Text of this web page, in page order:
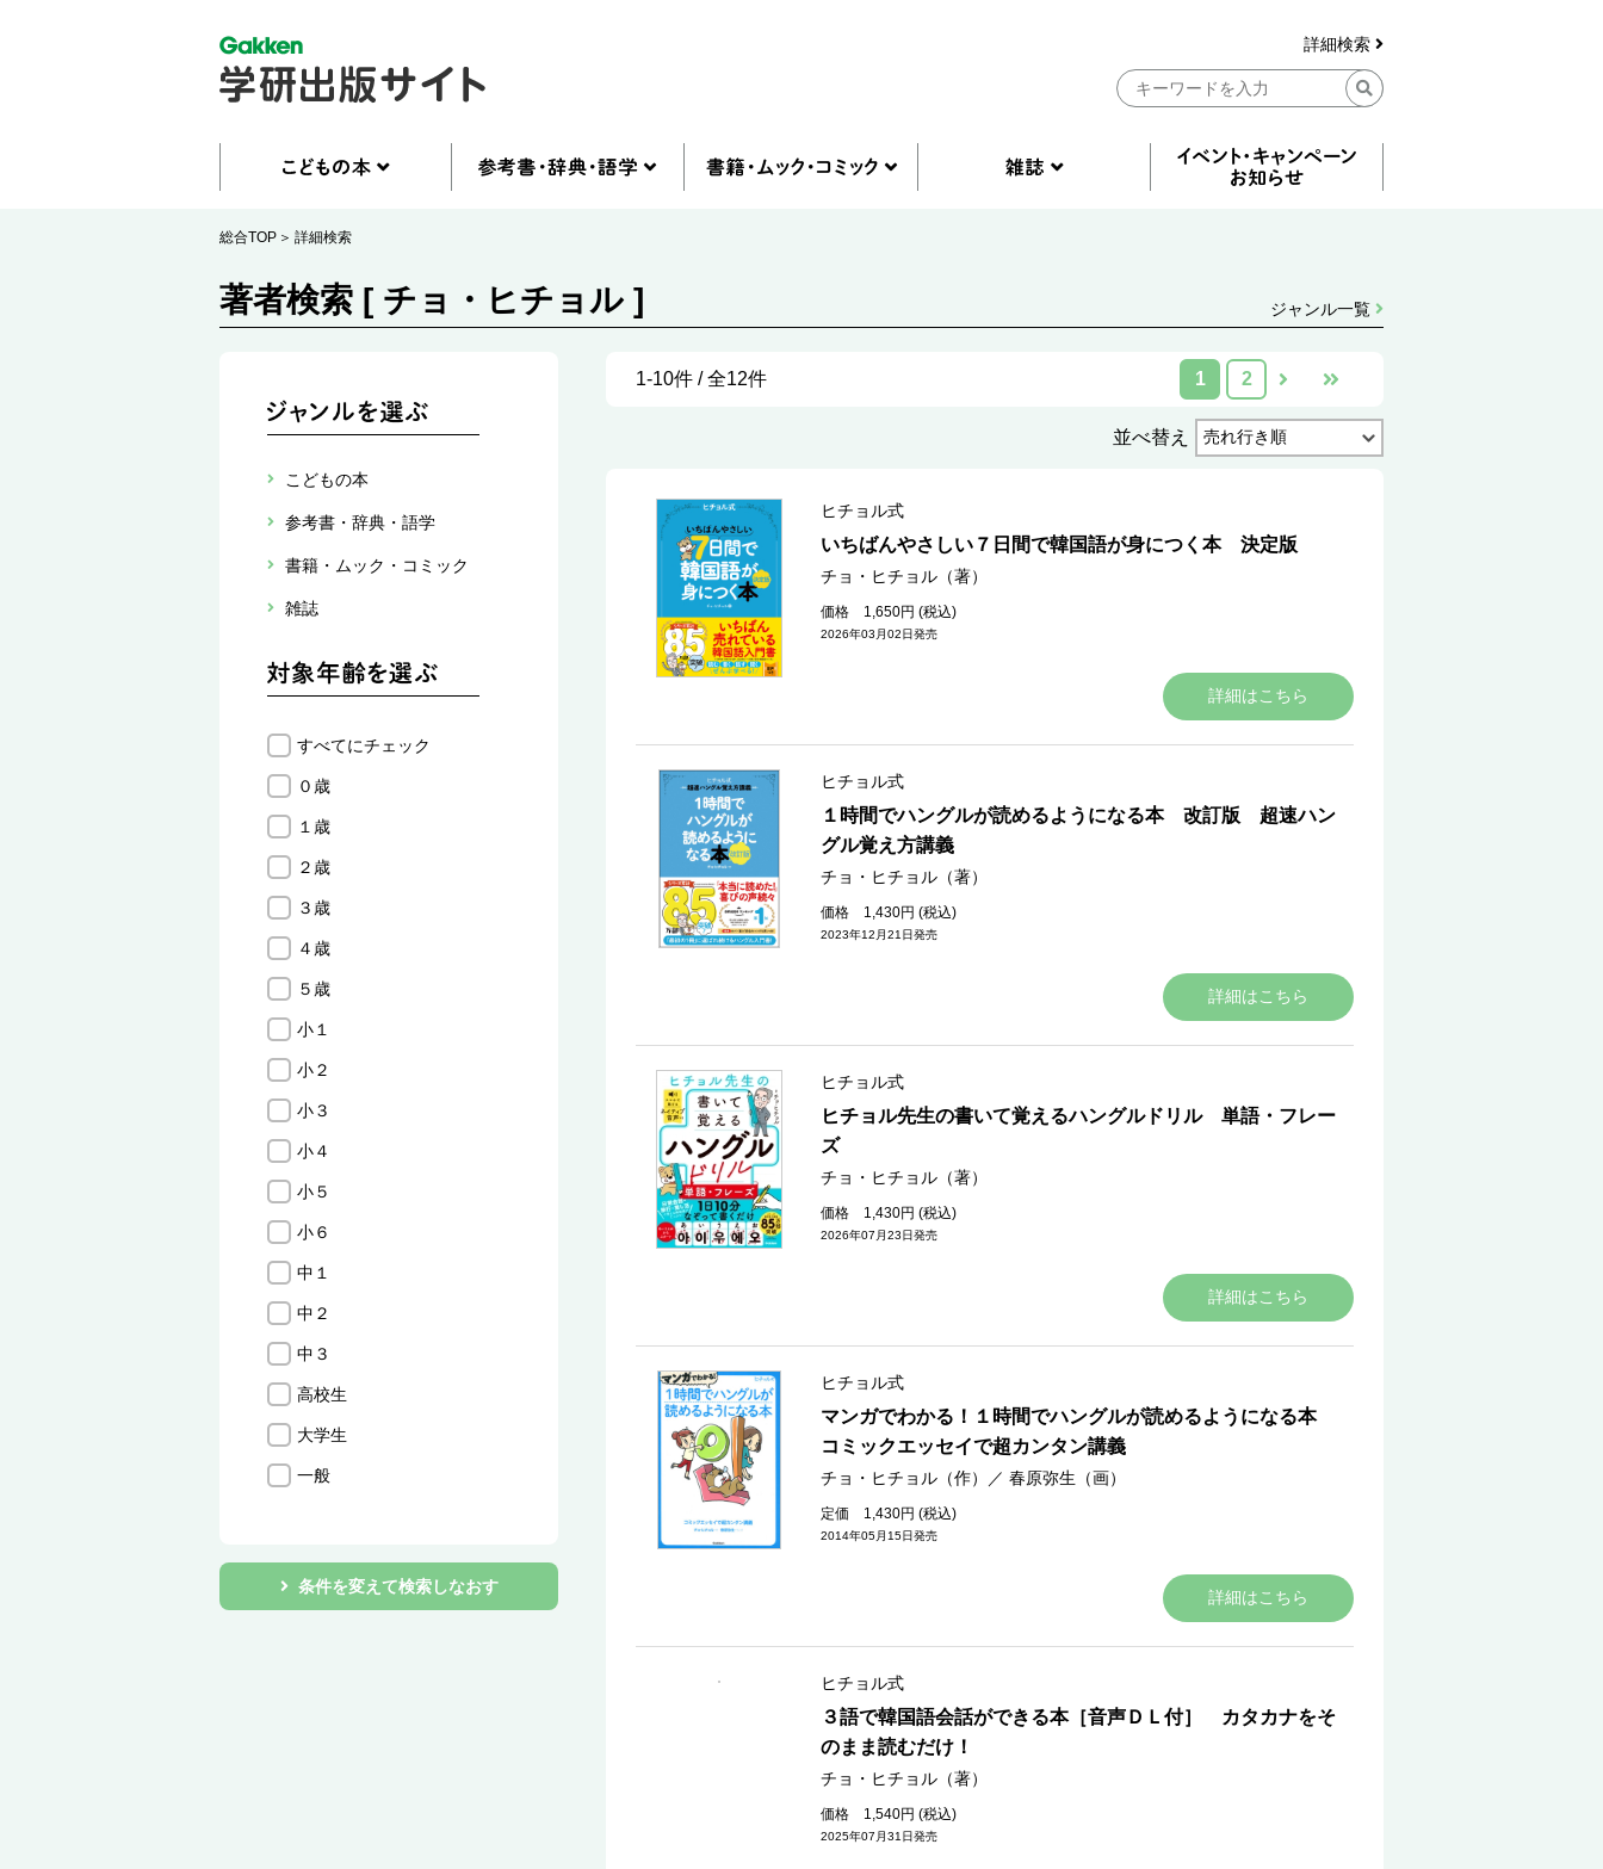
詳細検索
総合TOP 詳細検索
著者検索 [ チョ・ヒチョル ] ジャンル一覧
こどもの本
参考書・辞典・語学
書籍・ムック・コミック
雑誌
すべてにチェック
０歳
１歳
２歳
３歳
４歳
５歳
小１
小２
小３
小４
小５
小６
中１
中２
中３
高校生
大学生
一般
条件を変えて検索しなおす
1-10件 / 全12件 1 2
並べ替え
ヒチョル式
いちばんやさしい７日間で韓国語が身につく本 決定版
チョ・ヒチョル（著）
価格 1,650円 (税込)
2026年03月02日発売
詳細はこちら
ヒチョル式
１時間でハングルが読めるようになる本 改訂版 超速ハン
グル覚え方講義
チョ・ヒチョル（著）
価格 1,430円 (税込)
2023年12月21日発売
詳細はこちら
ヒチョル式
ヒチョル先生の書いて覚えるハングルドリル 単語・フレー
ズ
チョ・ヒチョル（著）
価格 1,430円 (税込)
2026年07月23日発売
詳細はこちら
ヒチョル式
マンガでわかる！１時間でハングルが読めるようになる本
コミックエッセイで超カンタン講義
チョ・ヒチョル（作） ／ 春原弥生（画）
定価 1,430円 (税込)
2014年05月15日発売
詳細はこちら
ヒチョル式
３語で韓国語会話ができる本［音声ＤＬ付］ カタカナをそ
のまま読むだけ！
チョ・ヒチョル（著）
価格 1,540円 (税込)
2025年07月31日発売